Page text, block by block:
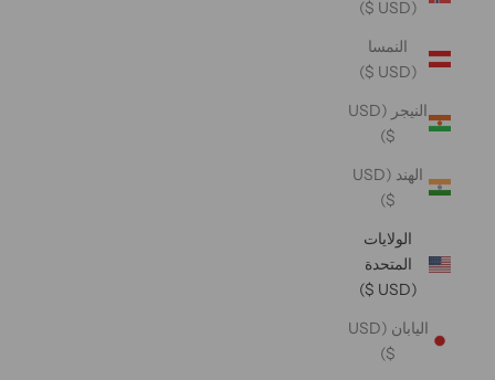
(USD $)
النمسا
(USD $)
النيجر (USD
$)
الهند (USD
$)
الولايات
المتحدة
(USD $)
اليابان (USD
$)